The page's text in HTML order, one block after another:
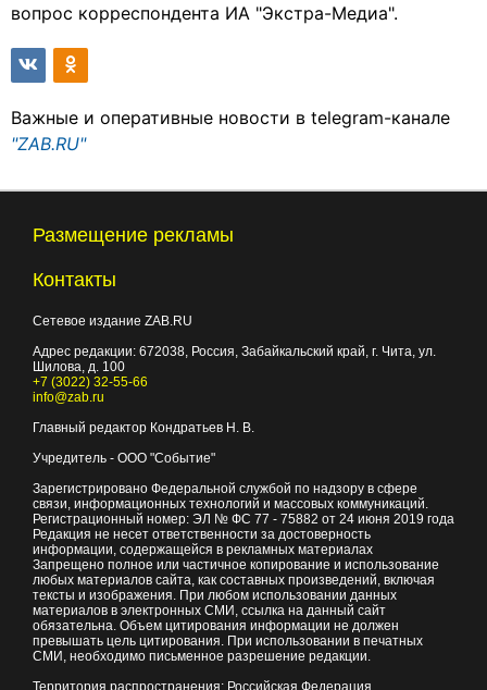
вопрос корреспондента ИА "Экстра-Медиа".
Важные и оперативные новости в telegram-канале
"ZAB.RU"
Размещение рекламы
Контакты
Сетевое издание ZAB.RU
Адрес редакции: 672038, Россия, Забайкальский край, г. Чита, ул.
Шилова, д. 100
+7 (3022) 32-55-66
info@zab.ru
Главный редактор Кондратьев Н. В.
Учредитель - ООО "Событие"
Зарегистрировано Федеральной службой по надзору в сфере
связи, информационных технологий и массовых коммуникаций.
Регистрационный номер: ЭЛ № ФС 77 - 75882 от 24 июня 2019 года
Редакция не несет ответственности за достоверность
информации, содержащейся в рекламных материалах
Запрещено полное или частичное копирование и использование
любых материалов сайта, как составных произведений, включая
тексты и изображения. При любом использовании данных
материалов в электронных СМИ, ссылка на данный сайт
обязательна. Объем цитирования информации не должен
превышать цель цитирования. При использовании в печатных
СМИ, необходимо письменное разрешение редакции.
Территория распространения: Российская Федерация,